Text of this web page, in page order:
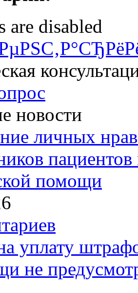
are disabled
новости
личных
помощи
уплату
не